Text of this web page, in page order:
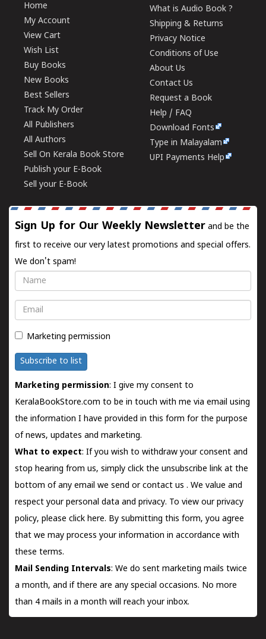
Home
My Account
View Cart
Wish List
Buy Books
New Books
Best Sellers
Track My Order
All Publishers
All Authors
Sell On Kerala Book Store
Publish your E-Book
Sell your E-Book
What is Audio Book ?
Shipping & Returns
Privacy Notice
Conditions of Use
About Us
Contact Us
Request a Book
Help / FAQ
Download Fonts
Type in Malayalam
UPI Payments Help
Sign Up for Our Weekly Newsletter and be the
first to receive our very latest promotions and special offers.
We don't spam!
Name
Email
Marketing permission
Subscribe to list
Marketing permission: I give my consent to
KeralaBookStore.com to be in touch with me via email using
the information I have provided in this form for the purpose
of news, updates and marketing.
What to expect: If you wish to withdraw your consent and
stop hearing from us, simply click the unsubscribe link at the
bottom of any email we send orcontact us . We value and
respect your personal data and privacy. To view our privacy
policy, please click here. By submitting this form, you agree
that we may process your information in accordance with
these terms.
Mail Sending Intervals: We do sent marketing mails twice
a month, and if there are any special occasions. No more
than 4 mails in a month will reach your inbox.